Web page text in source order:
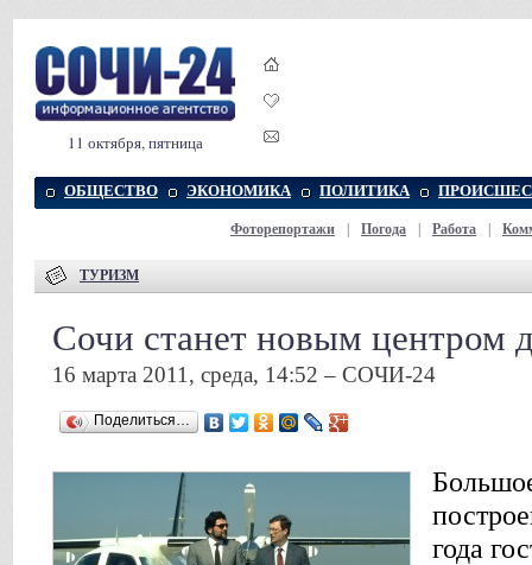
11 октября, пятница
ОБЩЕСТВО ЭКОНОМИКА ПОЛИТИКА
Фоторепортажи Погода Работа
ТУРИЗМ
Сочи станет новым центром
16 марта 2011, среда, 14:52 – СОЧИ-24
Поделиться…
года